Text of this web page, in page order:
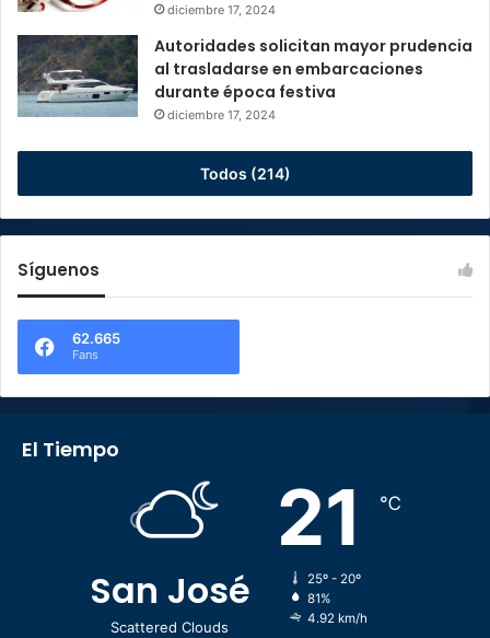
diciembre 17, 2024
Autoridades solicitan mayor prudencia
al trasladarse en embarcaciones
durante época festiva
diciembre 17, 2024
Todos (214)
Síguenos
62.665
Fans
El Tiempo
San José
Scattered Clouds
21 ℃
25º - 20º
81%
4.92 km/h